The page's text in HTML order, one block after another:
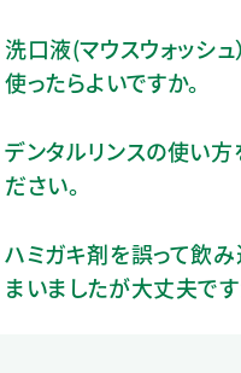
洗口液(マウスウォッシュ
使ったらよいですか。
デンタルリンスの使い方
ださい。
ハミガキ剤を誤って飲み
まいましたが大丈夫です